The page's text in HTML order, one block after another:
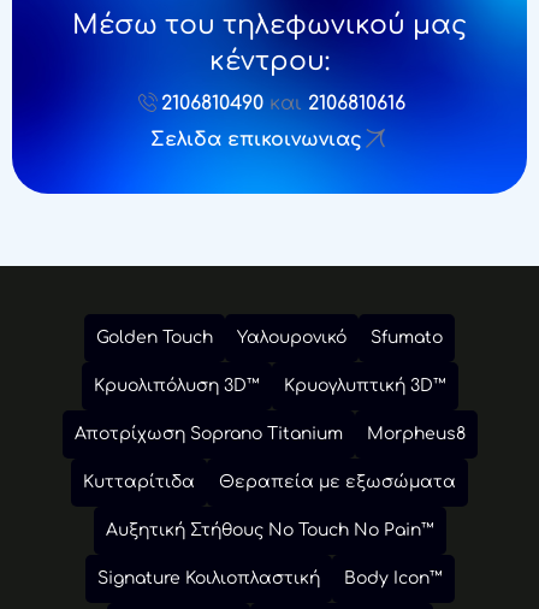
Μέσω του τηλεφωνικού μας
κέντρου:
2106810490και 2106810616
Σελιδα επικοινωνιας
Golden Touch Υαλουρονικό Sfumato
Κρυολιπόλυση 3D™ Κρυογλυπτική 3D™
Αποτρίχωση Soprano Titanium Morpheus8
Κυτταρίτιδα Θεραπεία με εξωσώματα
Αυξητική Στήθους No Touch No Pain™
Signature Κοιλιοπλαστική Body Icon™